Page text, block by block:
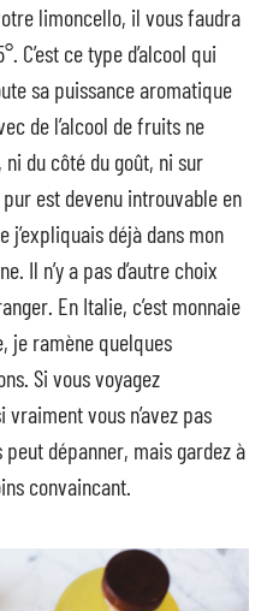
limoncello, il vous faudra
C’est ce type d’alcool qui
sa puissance aromatique
de l’alcool de fruits ne
du côté du goût, ni sur
est devenu introuvable en
j’expliquais déjà dans mon
Il n’y a pas d’autre choix
En Italie, c’est monnaie
je ramène quelques
Si vous voyagez
vous n’avez pas
peut dépanner, mais gardez à
convaincant.